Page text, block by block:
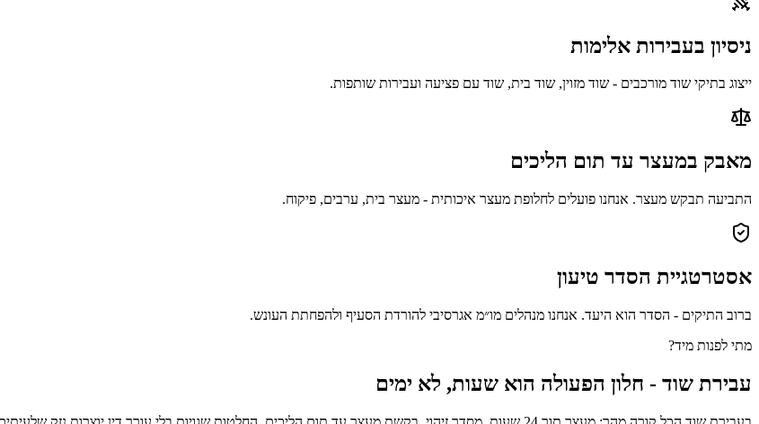
ניסיון בעבירות אלימות
ייצוג בתיקי שוד מורכבים - שוד מזוין, שוד בית, שוד עם פציעה ועבירות שותפות.
מאבק במעצר עד תום הליכים
התביעה תבקש מעצר. אנחנו פועלים לחלופת מעצר איכותית - מעצר בית, ערבים, פיקוח.
אסטרטגיית הסדר טיעון
ברוב התיקים - הסדר הוא היעד. אנחנו מנהלים מו״מ אגרסיבי להורדת הסעיף ולהפחתת העונש.
מתי לפנות מיד?
עבירת שוד - חלון הפעולה הוא שעות, לא ימים